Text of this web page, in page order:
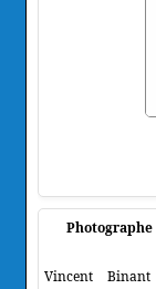
Photographe
Vincent